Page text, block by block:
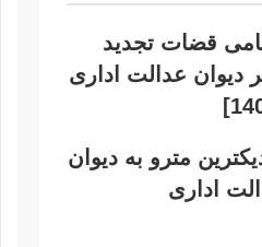
قضات تجدید
دیوان عدالت اداری
مترو به دیوان
اداری